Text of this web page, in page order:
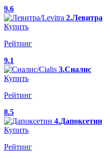
9.6
2.Левитра
Купить
Рейтинг
9.1
3.Сиалис
Купить
Рейтинг
8.5
4.Дапоксетин
Купить
Рейтинг